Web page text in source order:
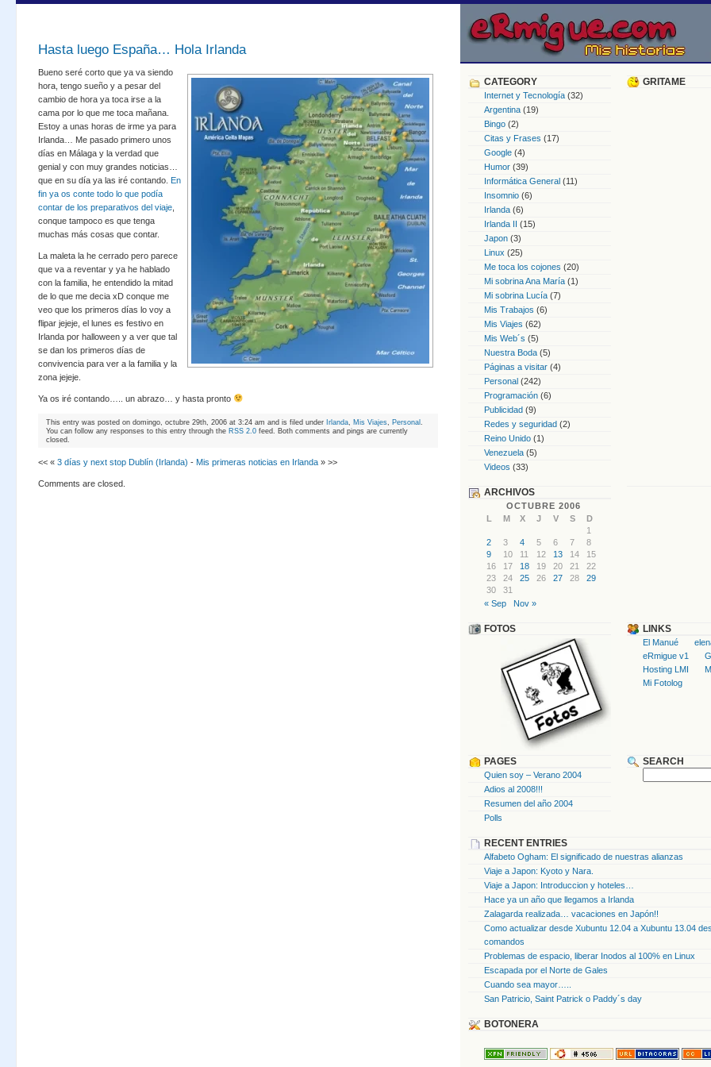
Hasta luego España… Hola Irlanda
Bueno seré corto que ya va siendo
hora, tengo sueño y a pesar del
cambio de hora ya toca irse a la
cama por lo que me toca mañana.
Estoy a unas horas de irme ya para
Irlanda… Me pasado primero unos
días en Málaga y la verdad que
genial y con muy grandes noticias…
que en su día ya las iré contando. En
fin ya os conte todo lo que podía
contar de los preparativos del viaje
conque tampoco es que tenga
muchas más cosas que contar.
La maleta la he cerrado pero parece
que va a reventar y ya he hablado
con la familia, he entendido la mitad
de lo que me decia xD conque me
veo que los primeros días lo voy a
flipar jejeje, el lunes es festivo en
Irlanda por halloween y a ver que tal
se dan los primeros días de
convivencia para ver a la familia y la
zona jejeje.
Ya os iré contando….. un abrazo… y hasta pronto
This entry was posted on domingo, octubre 29th, 2006 at 3:24 am and is filed under Irlanda Mis Viajes Personal
You can follow any responses to this entry through the RSS 2.0 feed. Both comments and pings are currently
closed.
<< « 3 días y next stop Dublín (Irlanda) - Mis primeras noticias en Irlanda » >>
Comments are closed.
CATEGORY
Internet y Tecnología (32)
Argentina (19)
Bingo (2)
Citas y Frases (17)
Google (4)
Humor (39)
Informática General (11)
Insomnio (6)
Irlanda (6)
Irlanda II (15)
Japon (3)
Linux (25)
Me toca los cojones (20)
Mi sobrina Ana María (1)
Mi sobrina Lucía (7)
Mis Trabajos (6)
Mis Viajes (62)
Mis Web´s (5)
Nuestra Boda (5)
Páginas a visitar (4)
Personal (242)
Programación (6)
Publicidad (9)
Redes y seguridad (2)
Reino Unido (1)
Venezuela (5)
Videos (33)
GRITAME
ARCHIVOS
OCTUBRE 2006
L
M X J V S
D
1
2
3 4 5 6 7
8
9
10 11 12 13 14
15
16
17 18 19 20 21
22
23
24 25 26 27 28
29
30
31
« Sep
Nov »
FOTOS LINKS
El Manué
eRmigue v1
Hosting LMI
Mi Fotolog
PAGES
Quien soy – Verano 2004
Adios al 2008!!!
Resumen del año 2004
Polls
SEARCH
RECENT ENTRIES
Alfabeto Ogham: El significado de nuestras alianzas
Viaje a Japon: Kyoto y Nara.
Viaje a Japon: Introduccion y hoteles…
Hace ya un año que llegamos a Irlanda
Zalagarda realizada… vacaciones en Japón!!
Como actualizar desde Xubuntu 12.04 a Xubuntu 13.04
comandos
Problemas de espacio, liberar Inodos al 100% en Linux
Escapada por el Norte de Gales
Cuando sea mayor…..
San Patricio, Saint Patrick o Paddy´s day
BOTONERA